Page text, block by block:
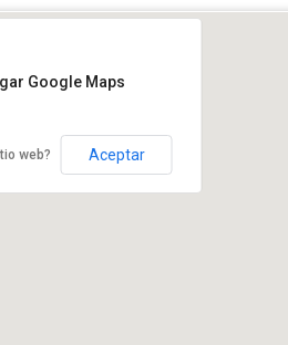
Google Maps
web? Aceptar